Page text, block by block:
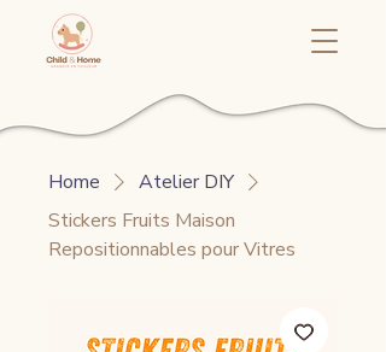
Home
Atelier DIY
Stickers Fruits Maison
Repositionnables pour Vitres